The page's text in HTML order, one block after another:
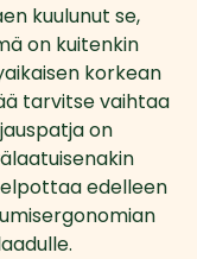
kuulunut se,
on kuitenkin
korkean
tarvitse vaihtaa
on
edelleen